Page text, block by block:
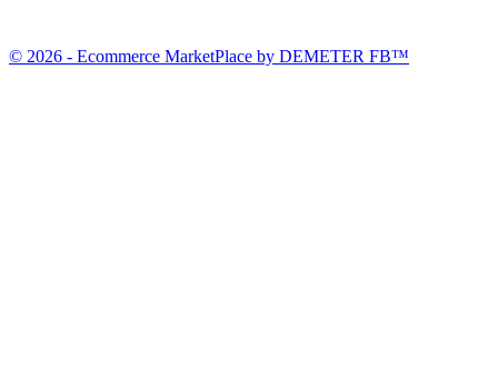
© 2026 - Ecommerce MarketPlace by DEMETER FB™